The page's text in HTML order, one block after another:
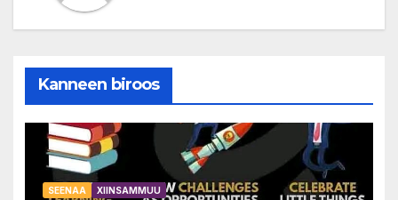
Kanneen biroos
SEENAA XIINSAMMUU